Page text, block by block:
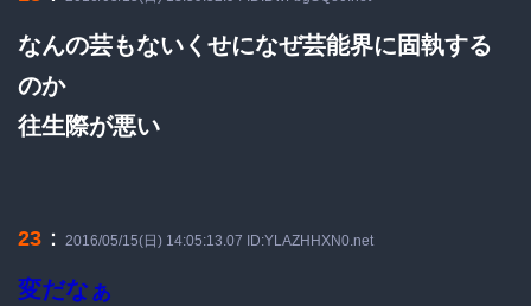
なんの芸もないくせになぜ芸能界に固執する
のか
往生際が悪い
23 ： 2016/05/15(日) 14:05:13.07 ID:YLAZHHXN0.net
変だなぁ